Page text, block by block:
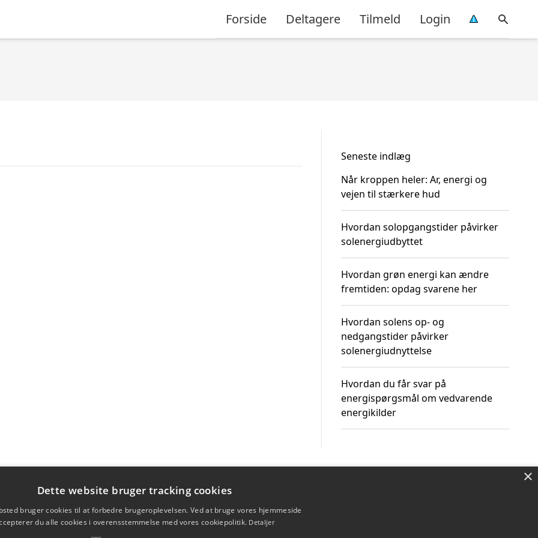
Forside Deltagere Tilmeld Login
Seneste indlæg
Når kroppen heler: Ar, energi og
vejen til stærkere hud
Hvordan solopgangstider påvirker
solenergiudbyttet
Hvordan grøn energi kan ændre
fremtiden: opdag svarene her
Hvordan solens op- og
nedgangstider påvirker
solenergiudnyttelse
Hvordan du får svar på
energispørgsmål om vedvarende
energikilder
×
Dette website bruger tracking cookies
bruger cookies til at forbedre brugeroplevelsen. Ved at bruge vores hjemmeside
du alle cookies i overensstemmelse med vores cookiepolitik. Detaljer